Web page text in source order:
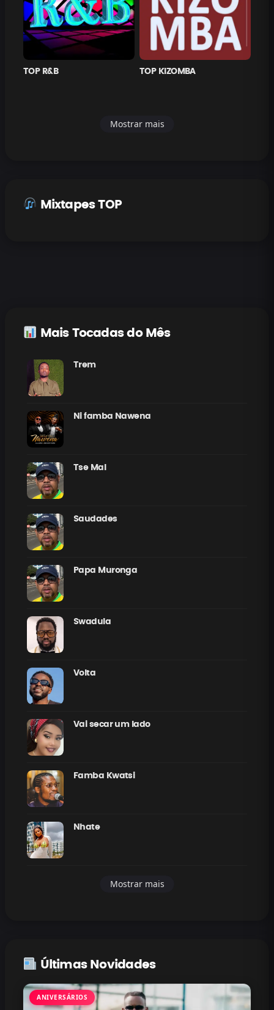
TOP R&B TOP KIZOMBA
Mostrar mais
Mixtapes TOP
Mais Tocadas do Mês
Trem
Ni famba Nawena
Tse Mal
Saudades
Papa Muronga
Swadula
Volta
Vai secar um lado
Famba Kwatsi
Nhate
Mostrar mais
Últimas Novidades
ANIVERSÁRIOS